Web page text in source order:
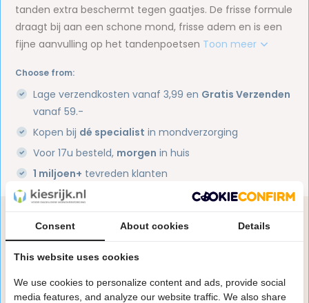
tanden extra beschermt tegen gaatjes. De frisse formule
draagt bij aan een schone mond, frisse adem en is een
fijne aanvulling op het tandenpoetsen Toon meer
Choose from:
Lage verzendkosten vanaf 3,99 en Gratis Verzenden
vanaf 59.-
Kopen bij dé specialist in mondverzorging
Voor 17u besteld, morgen in huis
1 miljoen+ tevreden klanten
Heb je een vraag over dit product?
Onze specialisten helpen je graag! Spreek ons aan
in de chat of stuur een e-mail.
Stuur e-mail
Consent About cookies Details
This website uses cookies
We use cookies to personalize content and ads, provide social
media features, and analyze our website traffic. We also share